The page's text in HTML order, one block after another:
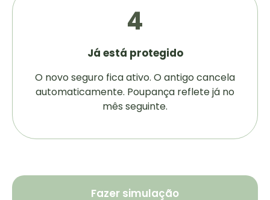
4
Já está protegido
O novo seguro fica ativo. O antigo cancela
automaticamente. Poupança reflete já no
mês seguinte.
Fazer simulação